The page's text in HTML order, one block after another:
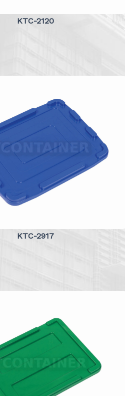
KTC-2120
KTC-2917